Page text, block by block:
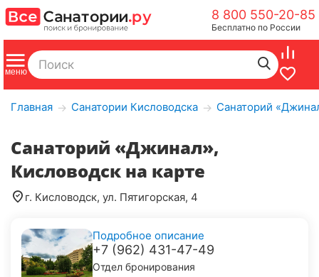
8 800 550-20-85
Бесплатно по России
Главная → Санатории Кисловодска → Санаторий
Санаторий «Джинал»,
Кисловодск на карте
г. Кисловодск, ул. Пятигорская, 4
Подробное описание
+7 (962) 431-47-49
Отдел бронирования